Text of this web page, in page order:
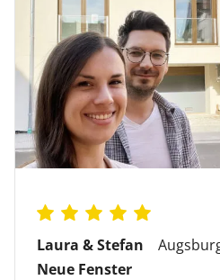
Laura & Stefan
Neue Fenster